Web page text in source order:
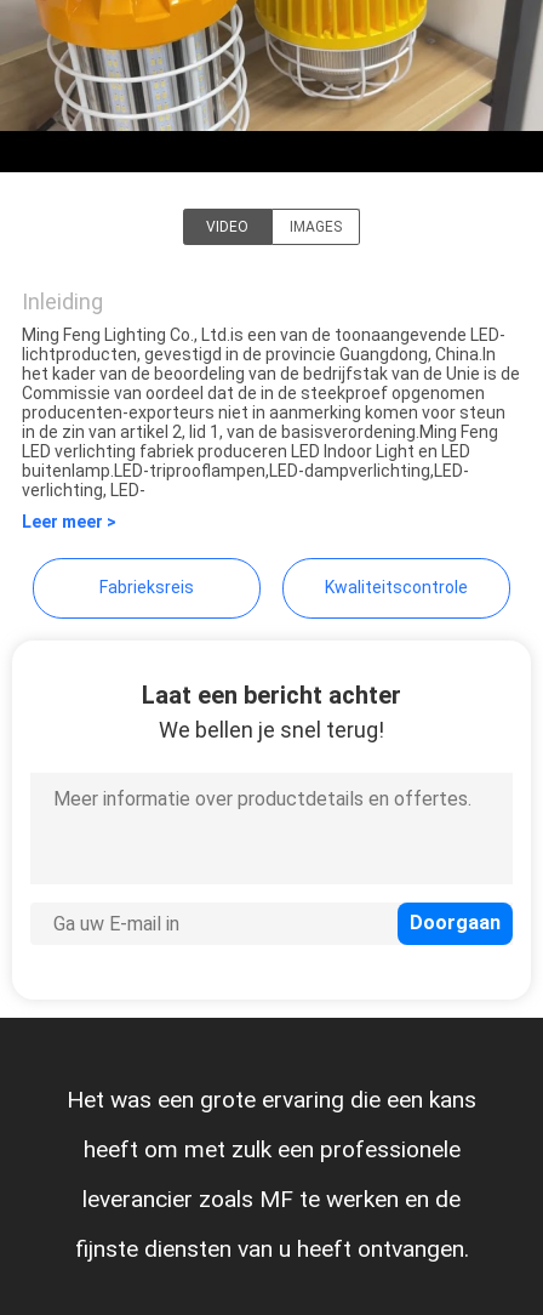
SITEMAP
PRIVACY
POLICY
VIDEO IMAGES
Inleiding
Ming Feng Lighting Co., Ltd.is een van de toonaangevende LED-
lichtproducten, gevestigd in de provincie Guangdong, China.In
het kader van de beoordeling van de bedrijfstak van de Unie is de
Commissie van oordeel dat de in de steekproef opgenomen
producenten-exporteurs niet in aanmerking komen voor steun
in de zin van artikel 2, lid 1, van de basisverordening.Ming Feng
LED verlichting fabriek produceren LED Indoor Light en LED
buitenlamp.LED-triprooflampen,LED-dampverlichting,LED-
verlichting, LED-
Leer meer >
Fabrieksreis Kwaliteitscontrole
Laat een bericht achter
We bellen je snel terug!
Het was een grote ervaring die een kans
heeft om met zulk een professionele
leverancier zoals MF te werken en de
fijnste diensten van u heeft ontvangen.